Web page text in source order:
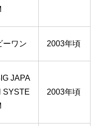
ーワン 2003年頃
JAPA
SYSTE
2003年頃